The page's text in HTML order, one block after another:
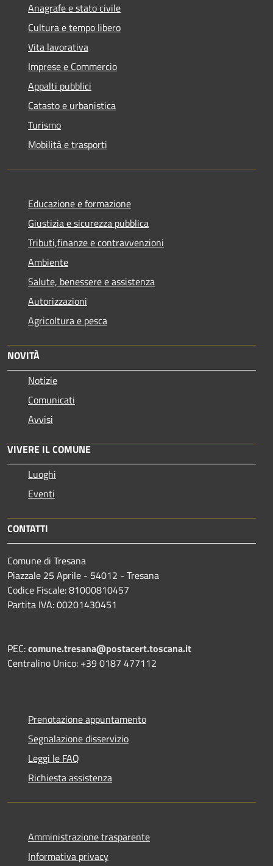
Anagrafe e stato civile
Cultura e tempo libero
Vita lavorativa
Imprese e Commercio
Appalti pubblici
Catasto e urbanistica
Turismo
Mobilità e trasporti
Educazione e formazione
Giustizia e sicurezza pubblica
Tributi,finanze e contravvenzioni
Ambiente
Salute, benessere e assistenza
Autorizzazioni
Agricoltura e pesca
NOVITÀ
Notizie
Comunicati
Avvisi
VIVERE IL COMUNE
Luoghi
Eventi
CONTATTI
Comune di Tresana
Piazzale 25 Aprile - 54012 - Tresana
Codice Fiscale: 81000810457
Partita IVA: 00201430451
PEC:comune.tresana@postacert.toscana.it
Centralino Unico: +39 0187 477112
Prenotazione appuntamento
Segnalazione disservizio
Leggi le FAQ
Richiesta assistenza
Amministrazione trasparente
Informativa privacy